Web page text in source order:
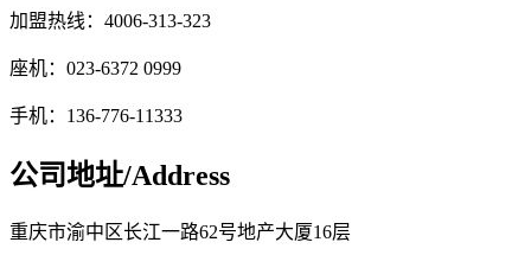
加盟热线：4006-313-323
座机：023-6372 0999
手机：136-776-11333
公司地址/Address
重庆市渝中区长江一路62号地产大厦16层